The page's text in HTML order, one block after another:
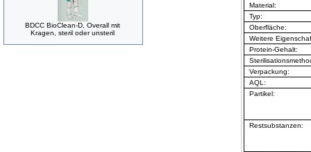
BDCC BioClean-D, Overall mit
Kragen, steril oder unsteril
Material:
Typ:
Oberfläche:
Weitere
Protein-Gehalt:
Verpackung:
AQL:
Partikel:
Restsubstanzen: